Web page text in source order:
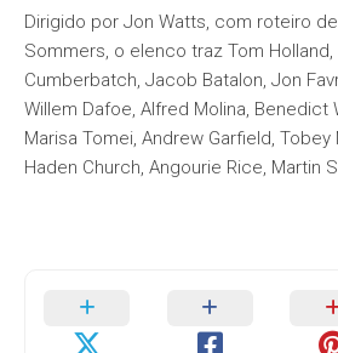
Dirigido por Jon Watts, com roteiro
Sommers, o elenco traz Tom
Cumberbatch, Jacob Batalon, Jon
Willem Dafoe, Alfred Molina, Benedict
Marisa Tomei, Andrew Garfield, Tobey
Haden Church, Angourie Rice, Martin